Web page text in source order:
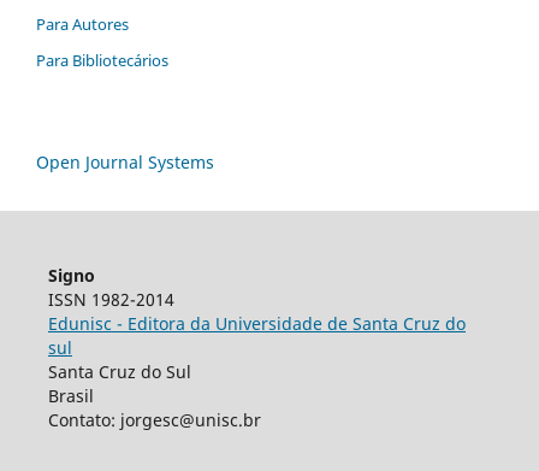
Para Autores
Para Bibliotecários
Open Journal Systems
Signo
ISSN 1982-2014
Edunisc - Editora da Universidade de Santa Cruz do
sul
Santa Cruz do Sul
Brasil
Contato: jorgesc@unisc.br